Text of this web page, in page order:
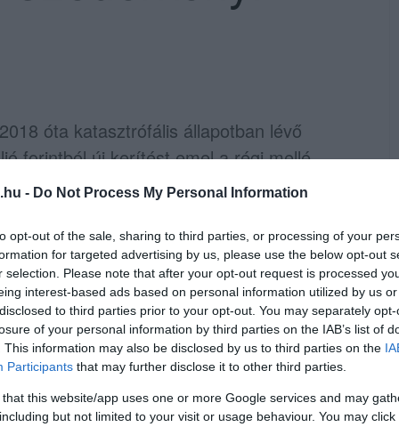
- Do Not Process My Personal Information
opt-out of the sale, sharing to third parties, or processing of your
for targeted advertising by us, please use the below opt-out
selection. Please note that after your opt-out request is processed
interest-based ads based on personal information utilized by us
to third parties prior to your opt-out. You may separately
of your personal information by third parties on the IAB’s list of
This information may also be disclosed by us to third parties on the
Participants that may further disclose it to other third parties.
that this website/app uses one or more Google services and may
but not limited to your visit or usage behaviour. You may
óta katasztrófális állapotban lévő
forintból új kerítést emel a régi mellé.
temető leomlott kerítése mellett egy új fal
Minczér Gábor
romos állapotban a Grőber temető
és mivel az Önkormányzat kiemelten
es költségvetésben fedezetet
Mintegy 10 millió forint támogatásból
később a temető másik részén is
egy pillér – közölte.